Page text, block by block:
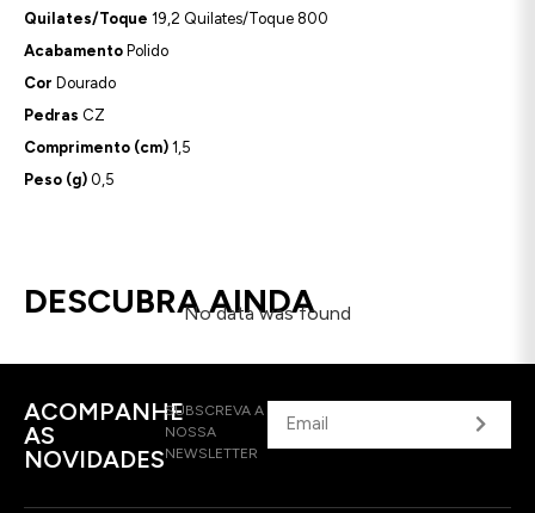
Quilates/Toque 19,2 Quilates/Toque 800
Acabamento Polido
Cor Dourado
Pedras CZ
Comprimento (cm) 1,5
Peso (g) 0,5
DESCUBRA AINDA
No data was found
ACOMPANHE
AS
NOVIDADES
SUBSCREVA A
NOSSA
NEWSLETTER